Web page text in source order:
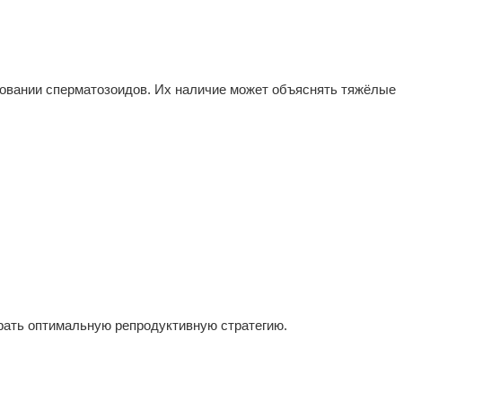
сперматозоидов. Их наличие может объяснять тяжёлые
оптимальную репродуктивную стратегию.